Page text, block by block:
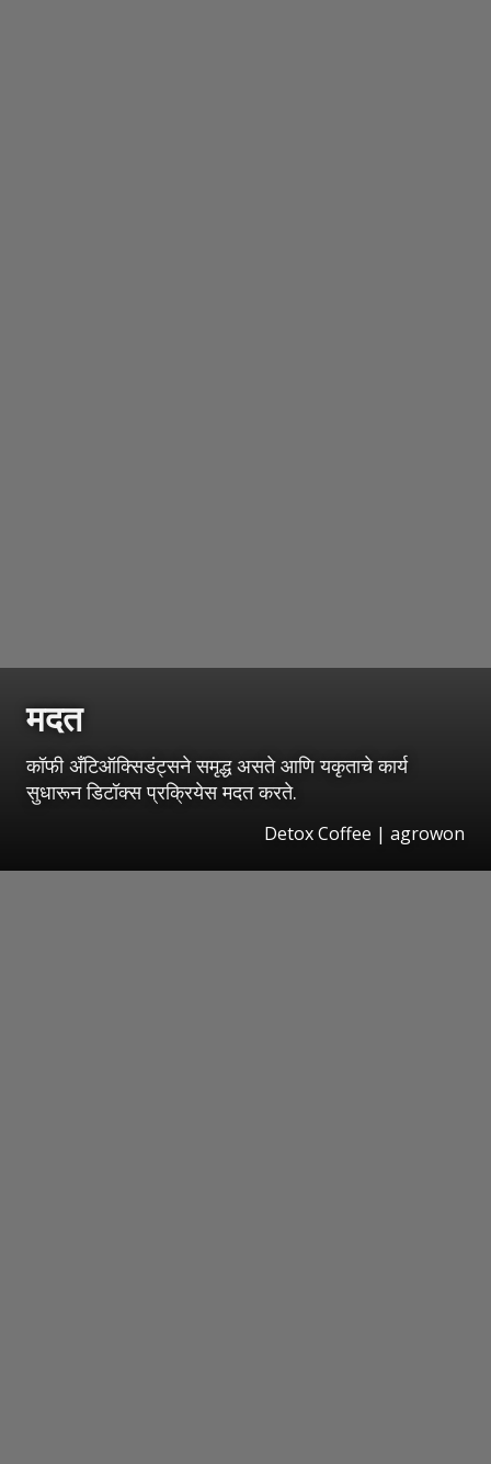
मदत
कॉफी अँटिऑक्सिडंट्सने समृद्ध असते आणि यकृताचे कार्य
सुधारून डिटॉक्स प्रक्रियेस मदत करते.
Detox Coffee | agrowon